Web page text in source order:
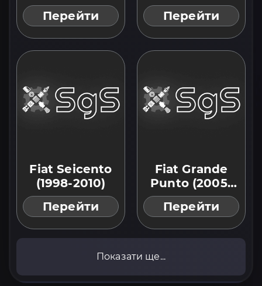
Перейти
Перейти
Fiat Seicento
(1998-2010)
Перейти
Fiat Grande
Punto (2005-
2018)
Перейти
Показати ще...